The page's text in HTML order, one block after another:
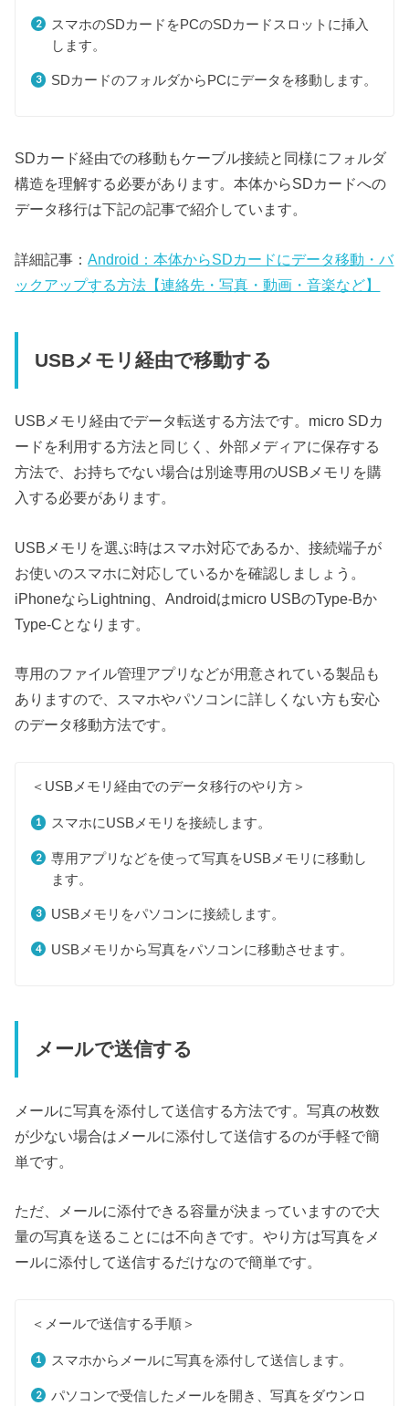
スマホのSDカードをPCのSDカードスロットに挿入
します。
SDカードのフォルダからPCにデータを移動します。
SDカード経由での移動もケーブル接続と同様にフォルダ
構造を理解する必要があります。本体からSDカードへの
データ移行は下記の記事で紹介しています。
詳細記事： Android：本体からSDカードにデータ移動・バ
ックアップする方法【連絡先・写真・動画・音楽など】
USBメモリ経由で移動する
USBメモリ経由でデータ転送する方法です。micro SDカ
ードを利用する方法と同じく、外部メディアに保存する
方法で、お持ちでない場合は別途専用のUSBメモリを購
入する必要があります。
USBメモリを選ぶ時はスマホ対応であるか、接続端子が
お使いのスマホに対応しているかを確認しましょう。
iPhoneならLightning、Androidはmicro USBのType-Bか
Type-Cとなります。
専用のファイル管理アプリなどが用意されている製品も
ありますので、スマホやパソコンに詳しくない方も安心
のデータ移動方法です。
＜USBメモリ経由でのデータ移行のやり方＞
スマホにUSBメモリを接続します。
専用アプリなどを使って写真をUSBメモリに移動し
ます。
USBメモリをパソコンに接続します。
USBメモリから写真をパソコンに移動させます。
メールで送信する
メールに写真を添付して送信する方法です。写真の枚数
が少ない場合はメールに添付して送信するのが手軽で簡
単です。
ただ、メールに添付できる容量が決まっていますので大
量の写真を送ることには不向きです。やり方は写真をメ
ールに添付して送信するだけなので簡単です。
＜メールで送信する手順＞
スマホからメールに写真を添付して送信します。
パソコンで受信したメールを開き、写真をダウンロ